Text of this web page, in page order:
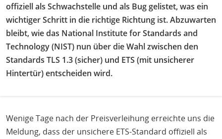
offiziell als Schwachstelle und als Bug gelistet, was ein
wichtiger Schritt in die richtige Richtung ist. Abzuwarten
bleibt, wie das National Institute for Standards and
Technology (NIST) nun über die Wahl zwischen den
Standards TLS 1.3 (sicher) und ETS (mit unsicherer
Hintertür) entscheiden wird.
Wenige Tage nach der Preisverleihung erreichte uns die
Meldung, dass der unsichere ETS-Standard offiziell als